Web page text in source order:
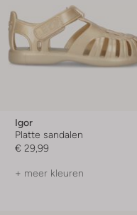
Igor
Platte sandalen
€ 29,99
+ meer kleuren